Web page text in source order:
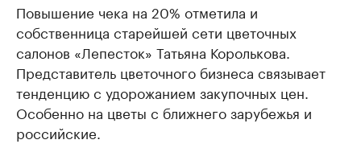
Повышение чека на 20% отметила и
собственница старейшей сети цветочных
салонов «Лепесток» Татьяна Королькова.
Представитель цветочного бизнеса связывает
тенденцию с удорожанием закупочных цен.
Особенно на цветы с ближнего зарубежья и
российские.